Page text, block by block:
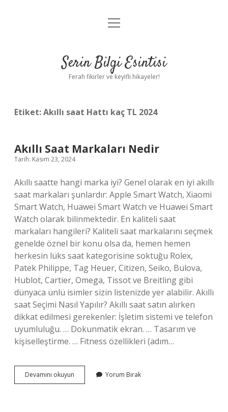
Anasayfa
Yasal Uyarı
menüyü
Serin Bilgi Esintisi
Ferah fikirler ve keyifli hikayeler!
Etiket:Akıllı saat Hattı kaç TL 2024
Akıllı Saat Markaları Nedir
Tarih: Kasım 23, 2024
Akıllı saatte hangi marka iyi? Genel olarak en iyi akıllı
saat markaları şunlardır: Apple Smart Watch, Xiaomi
Smart Watch, Huawei Smart Watch ve Huawei Smart
Watch olarak bilinmektedir. En kaliteli saat
markaları hangileri? Kaliteli saat markalarını seçmek
genelde öznel bir konu olsa da, hemen hemen
herkesin lüks saat kategorisine soktuğu Rolex,
Patek Philippe, Tag Heuer, Citizen, Seiko, Bulova,
Hublot, Cartier, Omega, Tissot ve Breitling gibi
dünyaca ünlü isimler sizin listenizde yer alabilir. Akıllı
saat Seçimi Nasıl Yapılır? Akıllı saat satın alırken
dikkat edilmesi gerekenler: İşletim sistemi ve telefon
uyumluluğu. … Dokunmatik ekran. … Tasarım ve
kişiselleştirme. … Fitness özellikleri (adım…
Devamını okuyun
Saat
Yorum Bırak